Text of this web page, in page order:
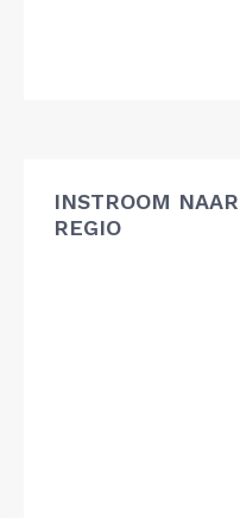
INSTROOM
REGIO